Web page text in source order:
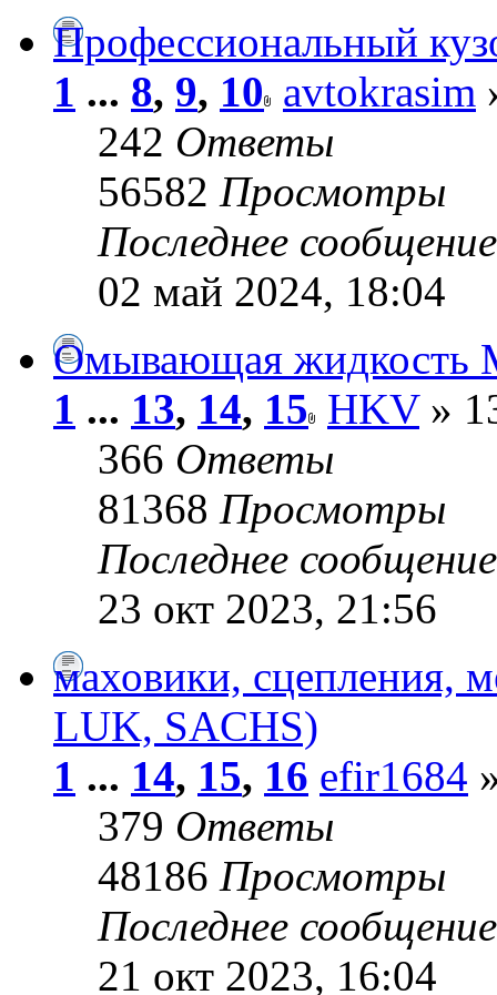
Профессиональный
1 ... 8, 9, 10 avtokrasim
242 Ответы
56582 Просмотры
Последнее
02 май 2024, 18:04
Омывающая жидкость
1 ... 13, 14, 15 HKV»
366 Ответы
81368 Просмотры
Последнее
23 окт 2023, 21:56
маховики, сцепления,
LUK, SACHS)
1 ... 14, 15, 16 efir1684
379 Ответы
48186 Просмотры
Последнее
21 окт 2023, 16:04